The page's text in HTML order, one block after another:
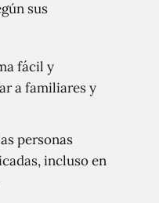
sus
fácil y
a familiares y
personas
incluso en